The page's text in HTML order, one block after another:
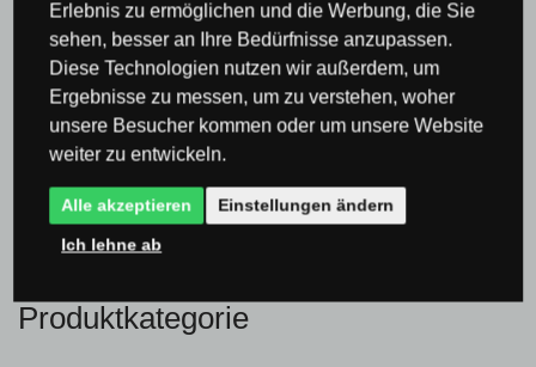
Produktkategorie
Erlebnis zu ermöglichen und die Werbung, die Sie
sehen, besser an Ihre Bedürfnisse anzupassen.
Diese Technologien nutzen wir außerdem, um
Ergebnisse zu messen, um zu verstehen, woher
unsere Besucher kommen oder um unsere Website
weiter zu entwickeln.
Alle akzeptieren Einstellungen ändern
Ich lehne ab